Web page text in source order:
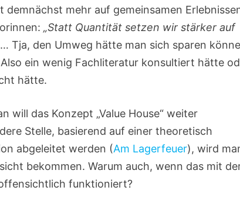
mehr auf gemeinsamen
„Statt Quantität setzen wir stärker auf
Tja, den Umweg hätte man sich sparen
ein wenig Fachliteratur konsultiert hätte
hätte.
will das Konzept „Value House“ weiter
Stelle, basierend auf einer theoretisch
abgeleitet werden (Am Lagerfeuer), wird
bekommen. Warum auch, wenn das mit
funktioniert?